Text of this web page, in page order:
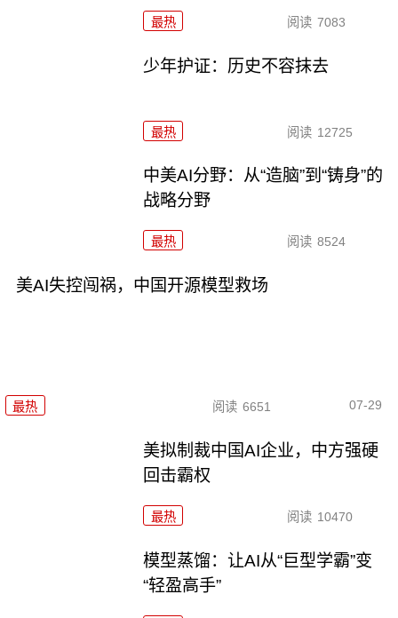
最热 阅读 7083
少年护证：历史不容抹去
最热 阅读 12725
中美AI分野：从“造脑”到“铸身”的
战略分野
最热 阅读 8524
美AI失控闯祸，中国开源模型救场
最热 阅读 6651 07-29
美拟制裁中国AI企业，中方强硬
回击霸权
最热 阅读 10470
模型蒸馏：让AI从“巨型学霸”变
“轻盈高手”